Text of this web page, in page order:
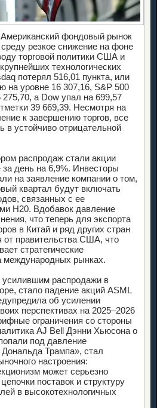
фондовый рынок
резкое снижение на фоне
торговой политики США и
технологических
потерял 516,01 пункта, или
на уровне 16 307,16, S&P 500
а Dow упал на 699,57
39 669,39. Несмотря на
к завершению торгов, все
в устойчиво отрицательной
распродаж стали акции
день на 6,9%. Инвесторы
на заявление компании о том,
квартал будут включать
связанных с ее
H20. Вдобавок давление
что теперь для экспорта
в Китай и ряд других стран
от правительства США, что
стратегические
международных рынках.
распродажи в
стало падение акций ASML
об усилении
перспективах на 2025–2026
ограничения со стороны
AJ Bell Дэнни Хьюсона о
под давление
Трампа», стал
настроения:
может серьезно
поставок и структуру
в высокотехнологичных